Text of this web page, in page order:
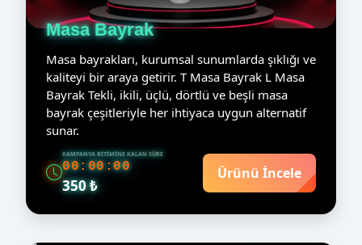
Masa Bayrak
Masa bayrakları, kurumsal sunumlarda şıklığı ve
kaliteyi bir araya getirir. T Masa Bayrak L Masa
Bayrak Tekli, ikili, üçlü, dörtlü ve beşli masa
bayrak çeşitleriyle her ihtiyaca uygun alternatif
sunar.
KAMPANYA BITIMINE KALAN SÜRE
00:00:00
350 ₺
Ürünü İncele